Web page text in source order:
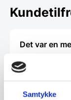
Samtykke
Det var en